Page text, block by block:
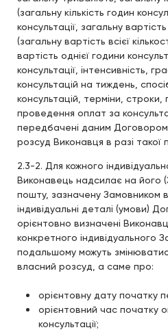
(загальну кількість годин
консультації, загальну
(загальну вартість всієї
вартість однієї години
консультації, інтенсивність,
консультацій на тиждень,
консультацій, терміни, строки,
проведення оплат за
передбачені даним
розсуд Виконавця в разі
2.3-2. Для кожного
Виконавець надсилає на його
пошту, зазначену Замовником в
індивідуальні деталі (умови)
орієнтовно визначені
конкретного індивідуального
подальшому можуть
власний розсуд, а саме про:
орієнтовну дату початку
орієнтовний час початку
консультації;